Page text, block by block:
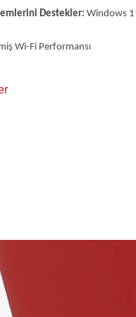
Destekler: Windows
Wi-Fi Performansı